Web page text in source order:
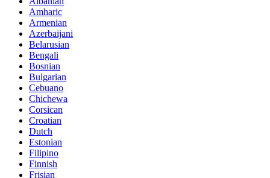
Amharic
Armenian
Azerbaijani
Belarusian
Bengali
Bosnian
Bulgarian
Cebuano
Chichewa
Corsican
Croatian
Dutch
Estonian
Filipino
Finnish
Frisian